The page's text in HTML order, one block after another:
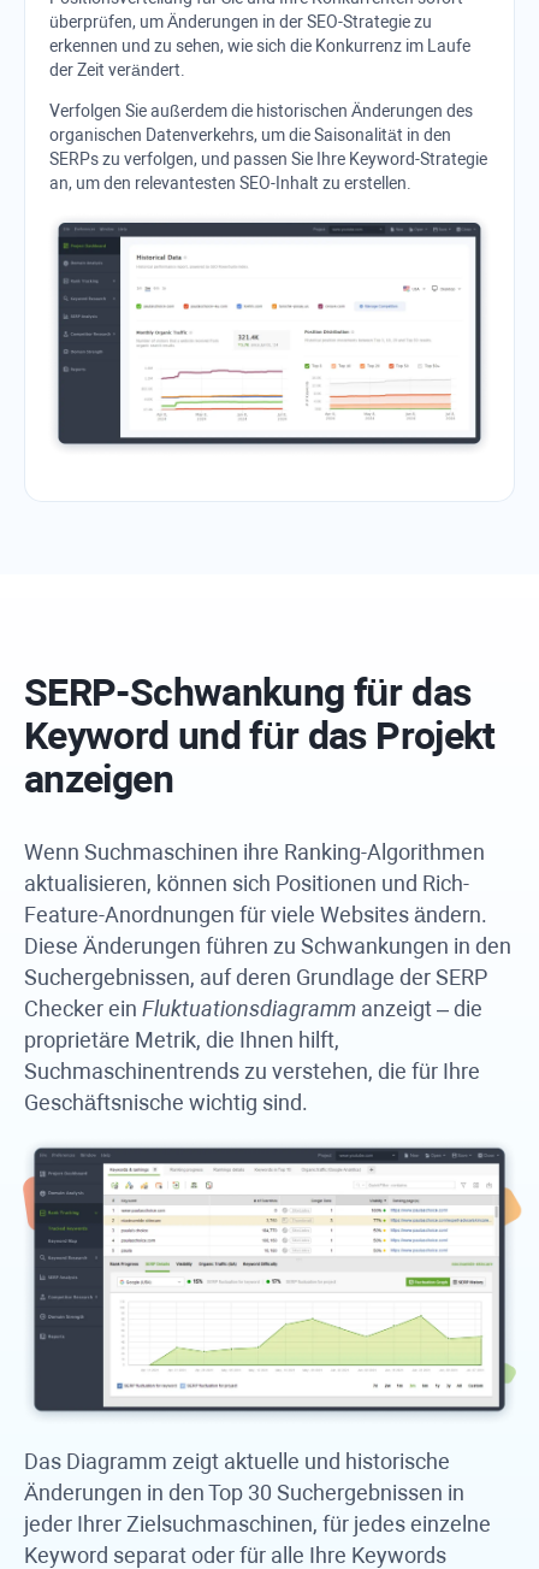
überprüfen, um Änderungen in der SEO-Strategie zu
erkennen und zu sehen, wie sich die Konkurrenz im Laufe
der Zeit verändert.
Verfolgen Sie außerdem die historischen Änderungen des
organischen Datenverkehrs, um die Saisonalität in den
SERPs zu verfolgen, und passen Sie Ihre Keyword-Strategie
an, um den relevantesten SEO-Inhalt zu erstellen.
SERP-Schwankung für das
Keyword und für das Projekt
anzeigen
Wenn Suchmaschinen ihre Ranking-Algorithmen
aktualisieren, können sich Positionen und Rich-
Feature-Anordnungen für viele Websites ändern.
Diese Änderungen führen zu Schwankungen in den
Suchergebnissen, auf deren Grundlage der SERP
Checker ein Fluktuationsdiagramm anzeigt – die
proprietäre Metrik, die Ihnen hilft,
Suchmaschinentrends zu verstehen, die für Ihre
Geschäftsnische wichtig sind.
Das Diagramm zeigt aktuelle und historische
Änderungen in den Top 30 Suchergebnissen in
jeder Ihrer Zielsuchmaschinen, für jedes einzelne
Keyword separat oder für alle Ihre Keywords